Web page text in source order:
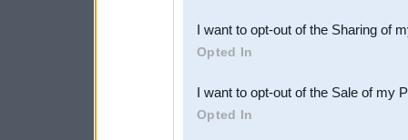
Downstream Participants
third parties.
I want to opt-out of the Sharing of
Opted In
I want to opt-out of the Sale of my
Opted In